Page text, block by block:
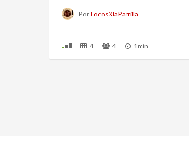
PorLocosXlaParrilla
4 4 1min